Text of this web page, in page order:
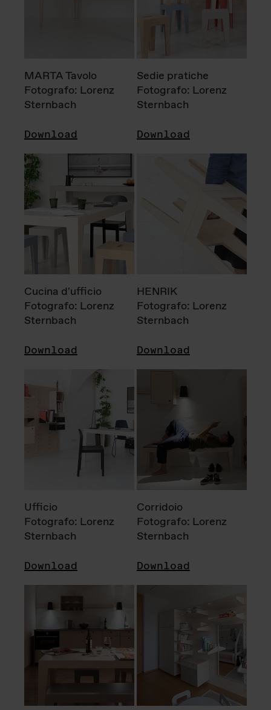
MARTA Tavolo
Fotografo: Lorenz
Sternbach
Download
Sedie pratiche
Fotografo: Lorenz
Sternbach
Download
Cucina d'ufficio
Fotografo: Lorenz
Sternbach
Download
HENRIK
Fotografo: Lorenz
Sternbach
Download
Ufficio
Fotografo: Lorenz
Sternbach
Download
Corridoio
Fotografo: Lorenz
Sternbach
Download